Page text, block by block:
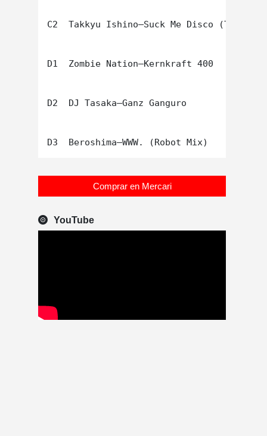
C2  Takkyu Ishino–Suck Me Disco
D1  Zombie Nation–Kernkraft 400
D2  DJ Tasaka–Ganz Ganguro
Comprar en Mercari
YouTube